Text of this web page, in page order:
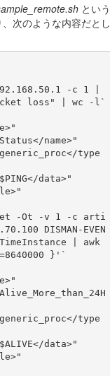
という
次のような内容だとし
-c 1 |
loss" | wc -l`
name>"
type
data>"
-Ot -v 1 -c arti
DISMAN-EVEN
| awk
}'`
type
data>"